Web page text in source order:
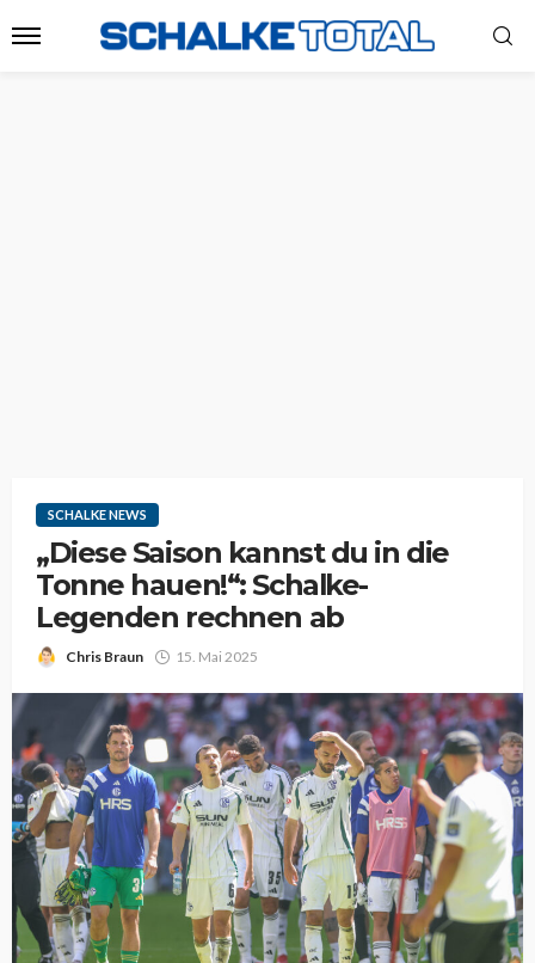
SCHALKE NEWS
„Diese Saison kannst du in die
Tonne hauen!“: Schalke-
Legenden rechnen ab
Chris Braun 15. Mai 2025